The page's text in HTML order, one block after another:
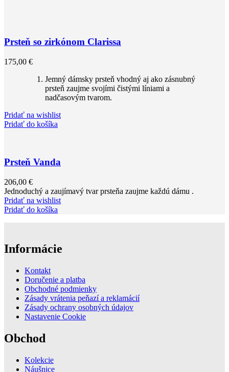
Prsteň so zirkónom Clarissa
175,00 €
Jemný dámsky prsteň vhodný aj ako zásnubný
prsteň zaujme svojími čistými líniami a
nadčasovým tvarom.
Pridať na wishlist
Pridať do košíka
Prsteň Vanda
206,00 €
Jednoduchý a zaujímavý tvar prsteňa zaujme každú dámu .
Pridať na wishlist
Pridať do košíka
Informácie
Kontakt
Doručenie a platba
Obchodné podmienky
Zásady vrátenia peňazí a reklamácií
Zásady ochrany osobných údajov
Nastavenie Cookie
Obchod
Kolekcie
Náušnice